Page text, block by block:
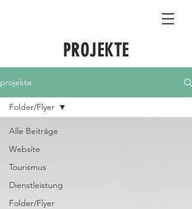
PROJEKTE
projekte
Alle Beiträge
Website
Tourismus
Dienstleistung
Folder/Flyer
Folder/Flyer